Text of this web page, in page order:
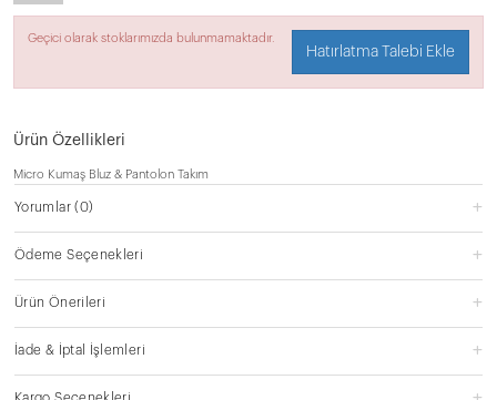
Geçici olarak stoklarımızda bulunmamaktadır.
Hatırlatma Talebi Ekle
Ürün Özellikleri
Micro Kumaş Bluz & Pantolon Takım
Yorumlar(0)
Ödeme Seçenekleri
Ürün Önerileri
İade & İptal İşlemleri